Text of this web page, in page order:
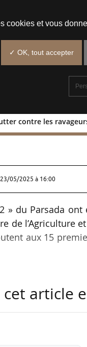
contre les
pour lutter
23/05/2025 à 16:00
» du Parsada
de l’Agriculture
aux 15
adventices, et,
la filière grandes
cet article
cookies et vous
✓ OK, tout accepter